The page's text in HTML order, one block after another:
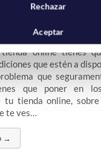
online tienes
que estén a
que
que poner en
tu tienda online,
te ves…
→
Rechazar
Aceptar